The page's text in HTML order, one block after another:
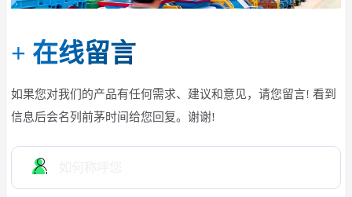
+ 在线留言
如果您对我们的产品有任何需求、建议和意见，请您留言! 看到
信息后会名列前茅时间给您回复。谢谢!